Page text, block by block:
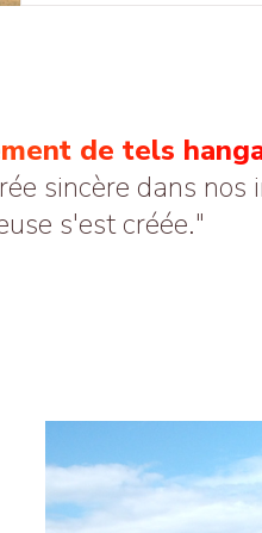
de tels
sincère dans nos
s'est créée."